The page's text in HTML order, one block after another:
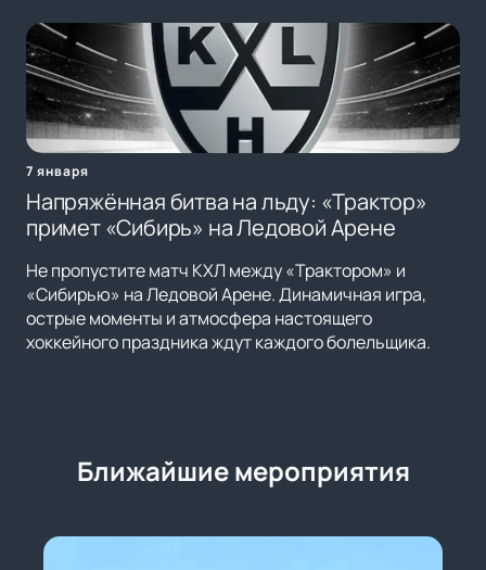
7 января
Напряжённая битва на льду: «Трактор»
примет «Сибирь» на Ледовой Арене
Не пропустите матч КХЛ между «Трактором» и
«Сибирью» на Ледовой Арене. Динамичная игра,
острые моменты и атмосфера настоящего
хоккейного праздника ждут каждого болельщика.
Ближайшие мероприятия